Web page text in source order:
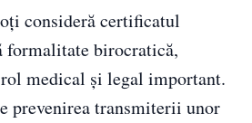
consideră certificatul
formalitate birocratică,
medical și legal important.
prevenirea transmiterii unor